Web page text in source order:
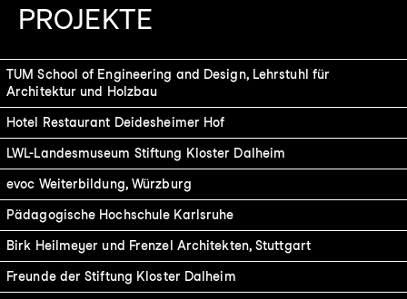
PROJEKTE
TUM School of Engineering and Design, Lehrstuhl für
Architektur und Holzbau
Hotel Restaurant Deidesheimer Hof
LWL-Landesmuseum Stiftung Kloster Dalheim
evoc Weiterbildung, Würzburg
Pädagogische Hochschule Karlsruhe
Birk Heilmeyer und Frenzel Architekten, Stuttgart
Freunde der Stiftung Kloster Dalheim